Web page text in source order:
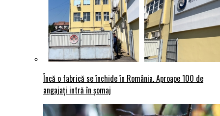
Încă o fabrică se închide în România. Aproape 100 de
angajați intră în șomaj